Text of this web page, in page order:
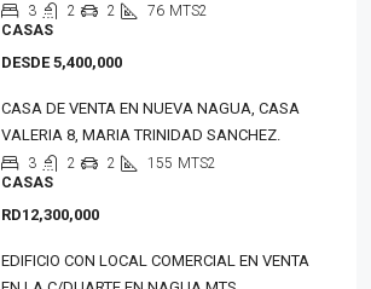
3 2 2 76 MTS2
CASAS
DESDE 5,400,000
CASA DE VENTA EN NUEVA NAGUA, CASA
VALERIA 8, MARIA TRINIDAD SANCHEZ.
3 2 2 155 MTS2
CASAS
RD12,300,000
EDIFICIO CON LOCAL COMERCIAL EN VENTA